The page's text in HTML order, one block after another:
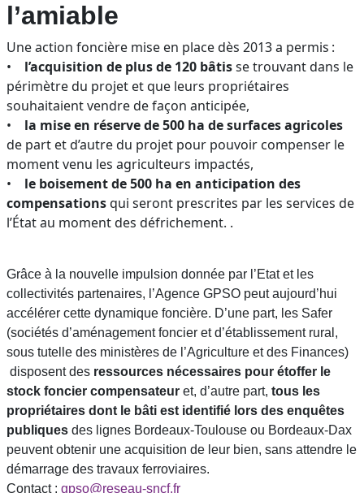
l’amiable
Une action foncière mise en place dès 2013 a permis :
•
l’acquisition de plus de 120 bâtisse trouvant dans le
périmètre du projet et que leurs propriétaires
souhaitaient vendre de façon anticipée,
•
la mise en réserve de 500 ha de surfaces agricoles
de part et d’autre du projet pour pouvoir compenser le
moment venu les agriculteurs impactés,
•
le boisement de 500 ha en anticipation des
compensationsqui seront prescrites par les services de
l’État au moment des défrichement. .
Grâce à la nouvelle impulsion donnée par l’Etat et les
collectivités partenaires, l’Agence GPSO peut aujourd’hui
accélérer cette dynamique foncière. D’une part, les Safer
(sociétés d’aménagement foncier et d’établissement rural,
sous tutelle des ministères de l’Agriculture et des Finances)
disposent des ressources nécessaires pour étoffer le
stock foncier compensateur et, d’autre part, tous les
propriétaires dont le bâti est identifié lors des enquêtes
publiques des lignes Bordeaux-Toulouse ou Bordeaux-Dax
peuvent obtenir une acquisition de leur bien, sans attendre le
démarrage des travaux ferroviaires.
Contact : gpso@reseau-sncf.fr